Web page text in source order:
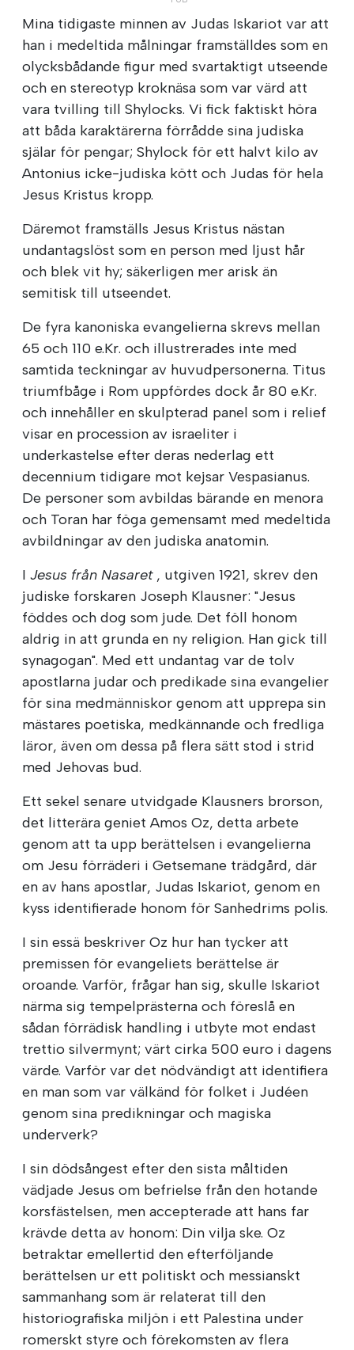
Mina tidigaste minnen av Judas Iskariot var att
han i medeltida målningar framställdes som en
olycksbådande figur med svartaktigt utseende
och en stereotyp kroknäsa som var värd att
vara tvilling till Shylocks. Vi fick faktiskt höra
att båda karaktärerna förrådde sina judiska
själar för pengar; Shylock för ett halvt kilo av
Antonius icke-judiska kött och Judas för hela
Jesus Kristus kropp.
Däremot framställs Jesus Kristus nästan
undantagslöst som en person med ljust hår
och blek vit hy; säkerligen mer arisk än
semitisk till utseendet.
De fyra kanoniska evangelierna skrevs mellan
65 och 110 e.Kr. och illustrerades inte med
samtida teckningar av huvudpersonerna. Titus
triumfbåge i Rom uppfördes dock år 80 e.Kr.
och innehåller en skulpterad panel som i relief
visar en procession av israeliter i
underkastelse efter deras nederlag ett
decennium tidigare mot kejsar Vespasianus.
De personer som avbildas bärande en menora
och Toran har föga gemensamt med medeltida
avbildningar av den judiska anatomin.
I Jesus från Nasaret , utgiven 1921, skrev den
judiske forskaren Joseph Klausner: "Jesus
föddes och dog som jude. Det föll honom
aldrig in att grunda en ny religion. Han gick till
synagogan". Med ett undantag var de tolv
apostlarna judar och predikade sina evangelier
för sina medmänniskor genom att upprepa sin
mästares poetiska, medkännande och fredliga
läror, även om dessa på flera sätt stod i strid
med Jehovas bud.
Ett sekel senare utvidgade Klausners brorson,
det litterära geniet Amos Oz, detta arbete
genom att ta upp berättelsen i evangelierna
om Jesu förräderi i Getsemane trädgård, där
en av hans apostlar, Judas Iskariot, genom en
kyss identifierade honom för Sanhedrims polis.
I sin essä beskriver Oz hur han tycker att
premissen för evangeliets berättelse är
oroande. Varför, frågar han sig, skulle Iskariot
närma sig tempelprästerna och föreslå en
sådan förrädisk handling i utbyte mot endast
trettio silvermynt; värt cirka 500 euro i dagens
värde. Varför var det nödvändigt att identifiera
en man som var välkänd för folket i Judéen
genom sina predikningar och magiska
underverk?
I sin dödsångest efter den sista måltiden
vädjade Jesus om befrielse från den hotande
korsfästelsen, men accepterade att hans far
krävde detta av honom: Din vilja ske. Oz
betraktar emellertid den efterföljande
berättelsen ur ett politiskt och messianskt
sammanhang som är relaterat till den
historiografiska miljön i ett Palestina under
romerskt styre och förekomsten av flera